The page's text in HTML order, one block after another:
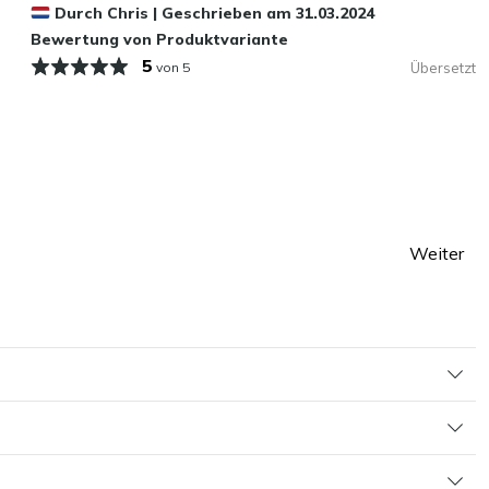
Durch Chris | Geschrieben am 31.03.2024
Bewertung von Produktvariante
5 von 5 Übersetzt
Seite
Weiter